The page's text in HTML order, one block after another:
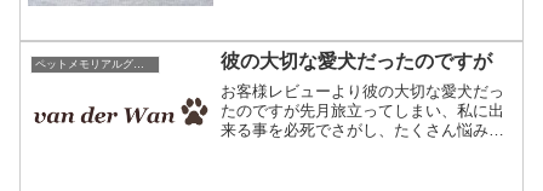
ペットメモリアルグッズがペットロスの支えになったお話し 彼の大切な愛犬だったのですが
お客様レビューより彼の大切な愛犬だっ
たのですが先月旅立ってしまい、私に出
来る事を必死でさがし、たくさん悩み注